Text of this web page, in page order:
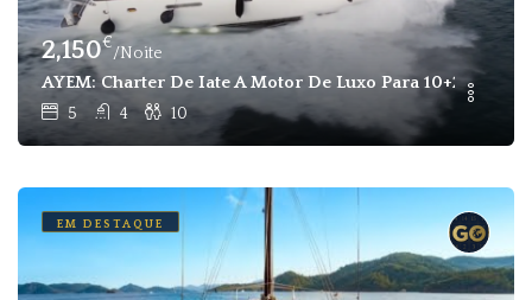
2,150€
/Noite
AYEM: Charter De Iate A Motor De Luxo Para 10+2
5 4 10
EM DESTAQUE